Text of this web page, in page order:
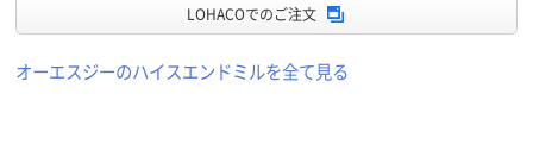
LOHACOでのご注文
オーエスジーのハイスエンドミルを全て見る